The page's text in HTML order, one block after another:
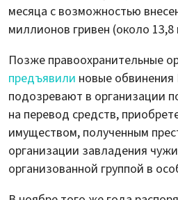
месяца с возможностью
миллионов гривен (около
Позже правоохранительные
предъявили новые
подозревают в организации
на перевод средств,
имуществом, полученным
организации завладения
организованной группой в